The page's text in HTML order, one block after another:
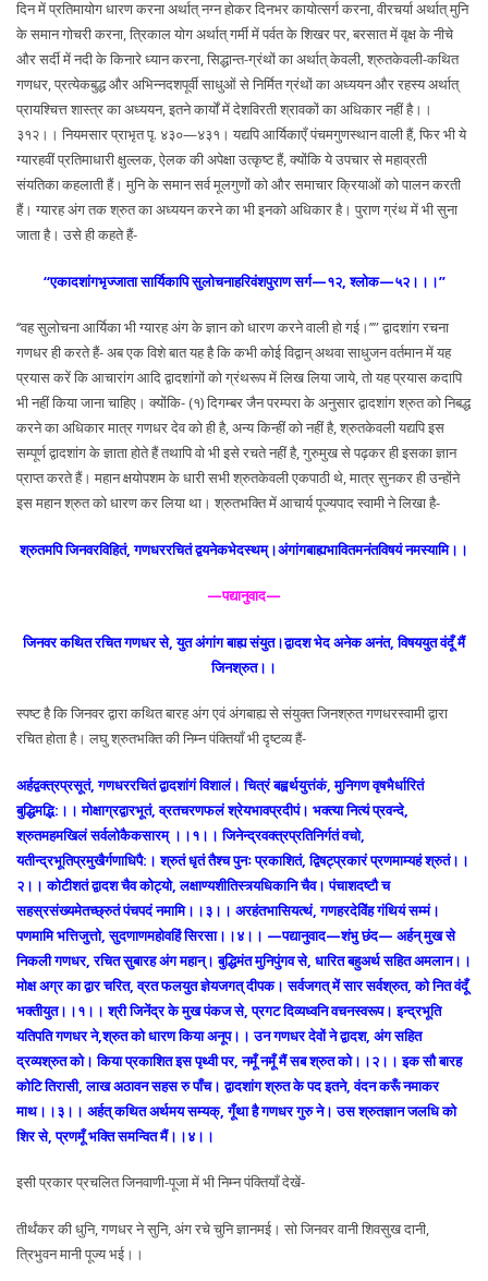
दिन में प्रतिमायोग धारण करना अर्थात् नग्न होकर दिनभर कायोत्सर्ग करना, वीरचर्या अर्थात् मुनि
के समान गोचरी करना, त्रिकाल योग अर्थात् गर्मी में पर्वत के शिखर पर, बरसात में वृक्ष के नीचे
और सर्दी में नदी के किनारे ध्यान करना, सिद्धान्त-ग्रंथों का अर्थात् केवली, श्रुतकेवली-कथित
गणधर, प्रत्येकबुद्ध और अभिन्नदशपूर्वी साधुओं से निर्मित ग्रंथों का अध्ययन और रहस्य अर्थात्
प्रायश्चित्त शास्त्र का अध्ययन, इतने कार्यों में देशविरती श्रावकों का अधिकार नहीं है।।
३१२।। नियमसार प्राभृत पृ. ४३०—४३१। यद्यपि आर्यिकाएँ पंचमगुणस्थान वाली हैं, फिर भी ये
ग्यारहवीं प्रतिमाधारी क्षुल्लक, ऐलक की अपेक्षा उत्कृष्ट हैं, क्योंकि ये उपचार से महाव्रती
संयतिका कहलाती हैं। मुनि के समान सर्व मूलगुणों को और समाचार क्रियाओं को पालन करती
हैं। ग्यारह अंग तक श्रुत का अध्ययन करने का भी इनको अधिकार है। पुराण ग्रंथ में भी सुना
जाता है। उसे ही कहते हैं-
‘‘एकादशांगभृज्जाता सार्यिकापि सुलोचनाहरिवंशपुराण सर्ग—१२, श्लोक—५२।।।’’
‘‘वह सुलोचना आर्यिका भी ग्यारह अंग के ज्ञान को धारण करने वाली हो गई।’’” द्वादशांग रचना
गणधर ही करते हैं- अब एक विशे बात यह है कि कभी कोई विद्वान् अथवा साधुजन वर्तमान में यह
प्रयास करें कि आचारांग आदि द्वादशांगों को ग्रंथरूप में लिख लिया जाये, तो यह प्रयास कदापि
भी नहीं किया जाना चाहिए। क्योंकि- (१) दिगम्बर जैन परम्परा के अनुसार द्वादशांग श्रुत को निबद्ध
करने का अधिकार मात्र गणधर देव को ही है, अन्य किन्हीं को नहीं है, श्रुतकेवली यद्यपि इस
सम्पूर्ण द्वादशांग के ज्ञाता होते हैं तथापि वो भी इसे रचते नहीं है, गुरुमुख से पढ़कर ही इसका ज्ञान
प्राप्त करते हैं। महान क्षयोपशम के धारी सभी श्रुतकेवली एकपाठी थे, मात्र सुनकर ही उन्होंने
इस महान श्रुत को धारण कर लिया था। श्रुतभक्ति में आचार्य पूज्यपाद स्वामी ने लिखा है-
श्रुतमपि जिनवरविहितं, गणधररचितं द्वयनेकभेदस्थम्।अंगांगबाह्यभावितमनंतविषयं नमस्यामि।।
—पद्यानुवाद—
जिनवर कथित रचित गणधर से, युत अंगांग बाह्य संयुत।द्वादश भेद अनेक अनंत, विषययुत वंदूँ मैं
जिनश्रुत।।
स्पष्ट है कि जिनवर द्वारा कथित बारह अंग एवं अंगबाह्य से संयुक्त जिनश्रुत गणधरस्वामी द्वारा
रचित होता है। लघु श्रुतभक्ति की निम्न पंक्तियाँ भी दृष्टव्य हैं-
अर्हद्वक्त्रप्रसूतं, गणधररचितं द्वादशांगं विशालं। चित्रं बह्वर्थयुत्तंकं, मुनिगण वृषभैर्धारितं
बुद्धिमद्भि:।। मोक्षाग्रद्वारभूतं, व्रतचरणफलं श्रेयभावप्रदीपं। भक्त्या नित्यं प्रवन्दे,
श्रुतमहमखिलं सर्वलोकैकसारम् ।।१।। जिनेन्द्रवक्त्रप्रतिनिर्गतं वचो,
यतीन्द्रभूतिप्रमुखैर्गणाधिपै:। श्रुतं धृतं तैश्च पुनः प्रकाशितं, द्विषट्प्रकारं प्रणमाम्यहं श्रुतं।।
२।। कोटीशतं द्वादश चैव कोट्यो, लक्षाण्यशीतिस्त्र्यधिकानि चैव। पंचाशदष्टौ च
सहस्रसंख्यमेतच्छ्रुतं पंचपदं नमामि।।३।। अरहंतभासियत्थं, गणहरदेवेिंह गंथियं सम्मं।
पणमामि भत्तिजुत्तो, सुदणाणमहोवहिं सिरसा।।४।। —पद्यानुवाद—शंभु छंद— अर्हन् मुख से
निकली गणधर, रचित सुबारह अंग महान्। बुद्धिमंत मुनिपुंगव से, धारित बहुअर्थ सहित अमलान।।
मोक्ष अग्र का द्वार चरित, व्रत फलयुत ज्ञेयजगत् दीपक। सर्वजगत् में सार सर्वश्रुत, को नित वंदूँ
भक्तीयुत।।१।। श्री जिनेंद्र के मुख पंकज से, प्रगट दिव्यध्वनि वचनस्वरूप। इन्द्रभूति
यतिपति गणधर ने,श्रुत को धारण किया अनूप।। उन गणधर देवों ने द्वादश, अंग सहित
द्रव्यश्रुत को। किया प्रकाशित इस पृथ्वी पर, नमूँ नमूँ मैं सब श्रुत को।।२।। इक सौ बारह
कोटि तिरासी, लाख अठावन सहस रु पाँच। द्वादशांग श्रुत के पद इतने, वंदन करूँ नमाकर
माथ।।३।। अर्हत् कथित अर्थमय सम्यक्, गूँथा है गणधर गुरु ने। उस श्रुतज्ञान जलधि को
शिर से, प्रणमूँ भक्ति समन्वित मैं।।४।।
इसी प्रकार प्रचलित जिनवाणी-पूजा में भी निम्न पंक्तियाँ देखें-
तीर्थंकर की धुनि, गणधर ने सुनि, अंग रचे चुनि ज्ञानमई। सो जिनवर वानी शिवसुख दानी,
त्रिभुवन मानी पूज्य भई।।